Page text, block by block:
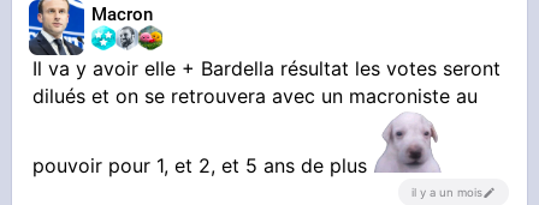
Macron
Il va y avoir elle + Bardella résultat les votes seront
dilués et on se retrouvera avec un macroniste au
pouvoir pour 1, et 2, et 5 ans de plus
il y a un mois